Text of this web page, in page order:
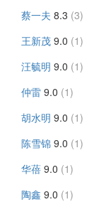
蔡一夫 8.3 (3)
王新茂 9.0 (1)
汪毓明 9.0 (1)
仲雷 9.0 (1)
胡水明 9.0 (1)
陈雪锦 9.0 (1)
华蓓 9.0 (1)
陶鑫 9.0 (1)